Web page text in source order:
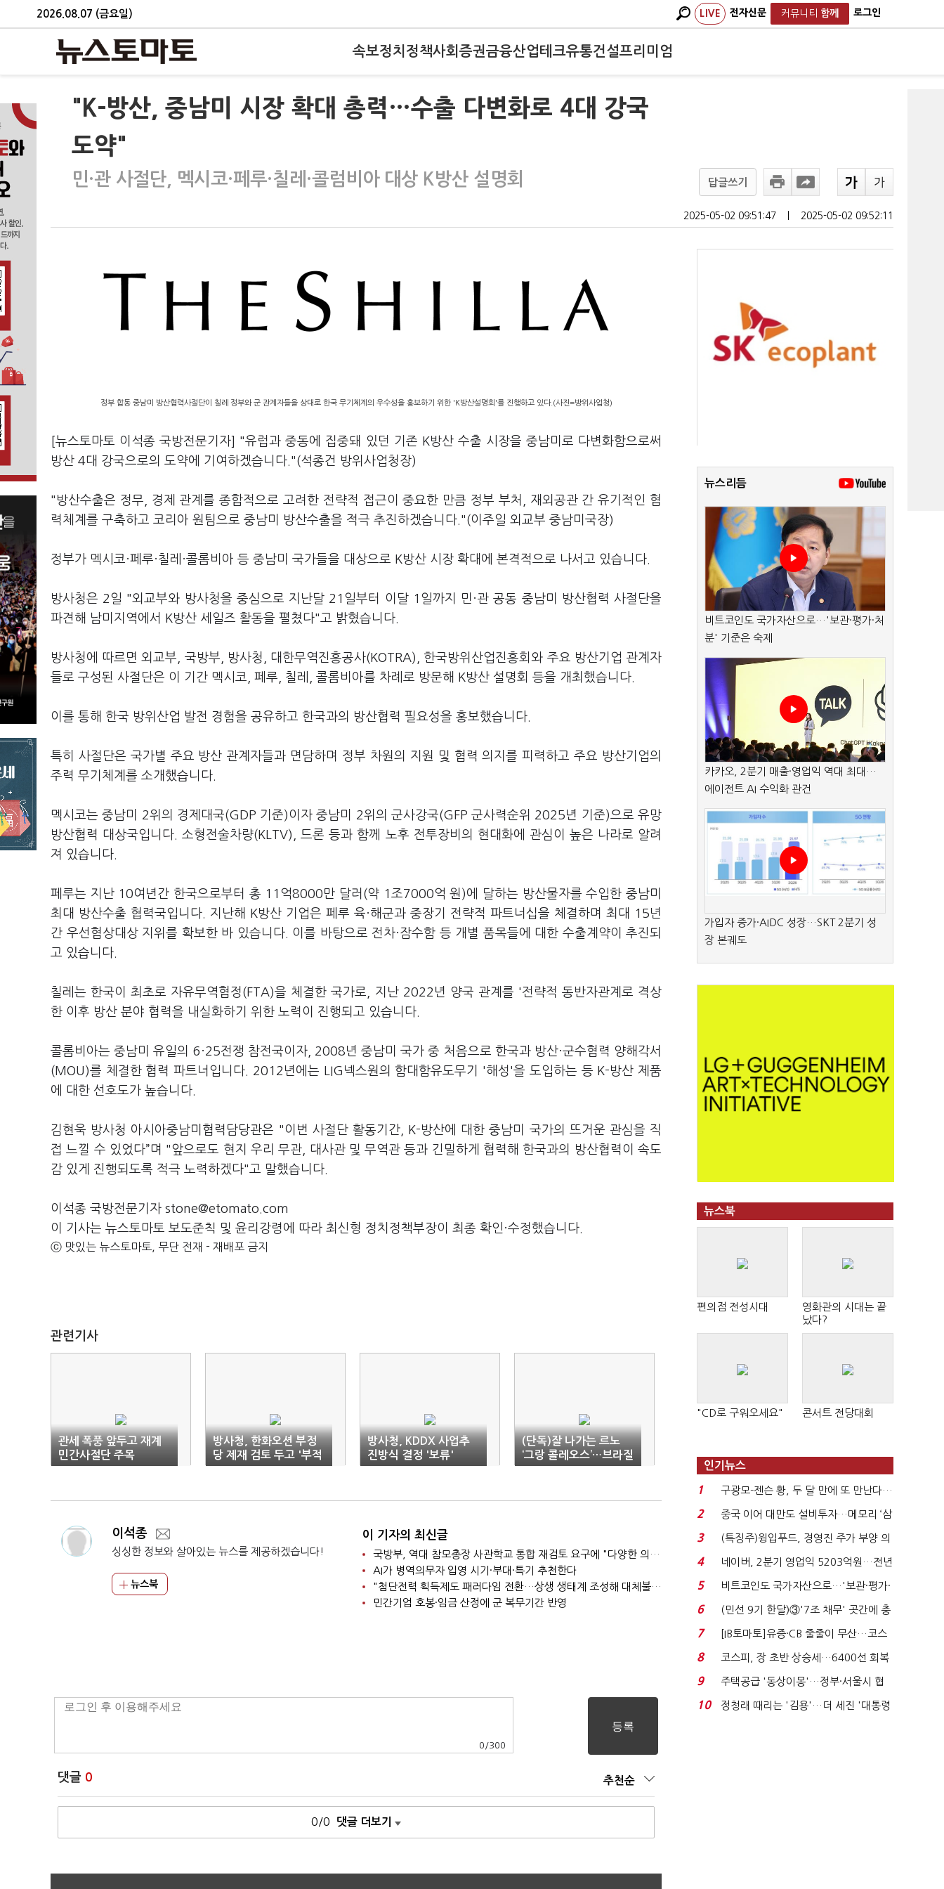
2026.08.07 (금요일) LIVE 전자신문 커뮤니티 함께 로그인
속보정치 정책사회 증권금융산업테크유통건설프리미엄
"K-방산, 중남미 시장 확대 총력…수출 다변화로 4대 강국
도약"
민·관 사절단, 멕시코·페루·칠레·콜럼비아 대상 K방산 설명회 답글쓰기
2025-05-02 09:51:47 2025-05-02 09:52:11
정부 합동 중남미 방산협력사절단이 칠레 정부와 군 관계자들을 상대로 한국 무기체계의 우수성을 홍보하기 위한 'K방산설명회'를 진행하고 있다.(사진=방위사업청)
[뉴스토마토 이석종 국방전문기자] "유럽과 중동에 집중돼 있던 기존 K방산 수출 시장을 중남미로 다변화함으로써
방산 4대 강국으로의 도약에 기여하겠습니다."(석종건 방위사업청장)
"방산수출은 정무, 경제 관계를 종합적으로 고려한 전략적 접근이 중요한 만큼 정부 부처, 재외공관 간 유기적인 협
력체계를 구축하고 코리아 원팀으로 중남미 방산수출을 적극 추진하겠습니다."(이주일 외교부 중남미국장)
정부가 멕시코·페루·칠레·콜롬비아 등 중남미 국가들을 대상으로 K방산 시장 확대에 본격적으로 나서고 있습니다.
방사청은 2일 "외교부와 방사청을 중심으로 지난달 21일부터 이달 1일까지 민·관 공동 중남미 방산협력 사절단을
파견해 남미지역에서 K방산 세일즈 활동을 펼쳤다"고 밝혔습니다.
방사청에 따르면 외교부, 국방부, 방사청, 대한무역진흥공사(KOTRA), 한국방위산업진흥회와 주요 방산기업 관계자
들로 구성된 사절단은 이 기간 멕시코, 페루, 칠레, 콜롬비아를 차례로 방문해 K방산 설명회 등을 개최했습니다.
이를 통해 한국 방위산업 발전 경험을 공유하고 한국과의 방산협력 필요성을 홍보했습니다.
특히 사절단은 국가별 주요 방산 관계자들과 면담하며 정부 차원의 지원 및 협력 의지를 피력하고 주요 방산기업의
주력 무기체계를 소개했습니다.
멕시코는 중남미 2위의 경제대국(GDP 기준)이자 중남미 2위의 군사강국(GFP 군사력순위 2025년 기준)으로 유망
방산협력 대상국입니다. 소형전술차량(KLTV), 드론 등과 함께 노후 전투장비의 현대화에 관심이 높은 나라로 알려
져 있습니다.
페루는 지난 10여년간 한국으로부터 총 11억8000만 달러(약 1조7000억 원)에 달하는 방산물자를 수입한 중남미
최대 방산수출 협력국입니다. 지난해 K방산 기업은 페루 육·해군과 중장기 전략적 파트너십을 체결하며 최대 15년
간 우선협상대상 지위를 확보한 바 있습니다. 이를 바탕으로 전차·잠수함 등 개별 품목들에 대한 수출계약이 추진되
고 있습니다.
칠레는 한국이 최초로 자유무역협정(FTA)을 체결한 국가로, 지난 2022년 양국 관계를 '전략적 동반자관계로 격상
한 이후 방산 분야 협력을 내실화하기 위한 노력이 진행되고 있습니다.
콜롬비아는 중남미 유일의 6·25전쟁 참전국이자, 2008년 중남미 국가 중 처음으로 한국과 방산·군수협력 양해각서
(MOU)를 체결한 협력 파트너입니다. 2012년에는 LIG넥스원의 함대함유도무기 '해성'을 도입하는 등 K-방산 제품
에 대한 선호도가 높습니다.
김현욱 방사청 아시아중남미협력담당관은 "이번 사절단 활동기간, K-방산에 대한 중남미 국가의 뜨거운 관심을 직
접 느낄 수 있었다”며 "앞으로도 현지 우리 무관, 대사관 및 무역관 등과 긴밀하게 협력해 한국과의 방산협력이 속도
감 있게 진행되도록 적극 노력하겠다"고 말했습니다.
이석종 국방전문기자 stone@etomato.com
이 기사는 뉴스토마토 보도준칙 및 윤리강령에 따라 최신형 정치정책부장이 최종 확인·수정했습니다.
ⓒ 맛있는 뉴스토마토, 무단 전재 - 재배포 금지
관련기사
관세 폭풍 앞두고 재계
민간사절단 주목
방사청, 한화오션 부정
당 제재 검토 두고 '부적
절' 지적
방사청, KDDX 사업추
진방식 결정 '보류'
(단독)잘 나가는 르노
‘그랑 콜레오스’…브라질
·멕시코 공략
이석종
싱싱한 정보와 살아있는 뉴스를 제공하겠습니다!
뉴스북
이 기자의 최신글
국방부, 역대 참모총장 사관학교 통합 재검토 요구에 "다양한 의견 수렴해 합리적 시스템 만들 것"
AI가 병역의무자 입영 시기·부대·특기 추천한다
"첨단전력 획득제도 패러다임 전환…상생 생태계 조성해 대체불가 K-방산 도약"
민간기업 호봉·임금 산정에 군 복무기간 반영
0 /300
댓글 0 추천순
0/0 댓글 더보기
뉴스리듬
비트코인도 국가자산으로…'보관·평가·처
분' 기준은 숙제
카카오, 2분기 매출·영업익 역대 최대…
에이전트 AI 수익화 관건
가입자 증가·AIDC 성장…SKT 2분기 성
장 본궤도
뉴스북
편의점 전성시대
영화관의 시대는 끝
났다?
"CD로 구워오세요" 콘서트 전당대회
인기뉴스
1
구광모-젠슨 황, 두 달 만에 또 만난다…
로봇·AI 등 논...
2
중국 이어 대만도 설비투자…메모리 ‘삼
국전쟁’
3
(특징주)윙입푸드, 경영진 주가 부양 의
지에 상한가...
4
네이버, 2분기 영업익 5203억원…전년
비 0.2% 감소...
5
비트코인도 국가자산으로…'보관·평가·
처분' 기준은 ...
6
(민선 9기 한달)③'7조 채무' 곳간에 충
격…추미애, 20년...
7
[IB토마토]유증·CB 줄줄이 무산…코스
닥 벌점 급증에 ...
8
코스피, 장 초반 상승세…6400선 회복
시도
9
주택공급 '동상이몽'…정부·서울시 협
력 없으면 '공수표'...
10
정청래 때리는 '김용'…더 세진 '대통령